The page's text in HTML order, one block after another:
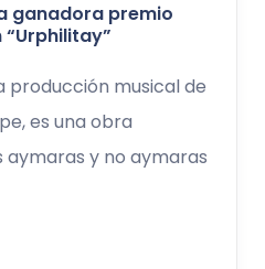
ganadora premio
producción musical de
es una obra
aymaras y no aymaras